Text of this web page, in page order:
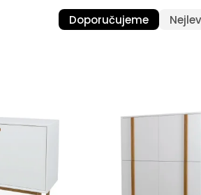
Doporučujeme